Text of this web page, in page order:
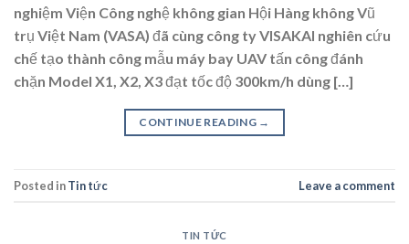
nghiệm Viện Công nghệ không gian Hội Hàng không Vũ
trụ Việt Nam (VASA) đã cùng công ty VISAKAI nghiên cứu
chế tạo thành công mẫu máy bay UAV tấn công đánh
chặn Model X1, X2, X3 đạt tốc độ 300km/h dùng […]
CONTINUE READING →
Posted inTin tức Leave a comment
TIN TỨC